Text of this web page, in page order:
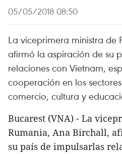
05/05/2018 08:50
La viceprimera ministra de
afirmó la aspiración de su
relaciones con Vietnam,
cooperación en los
comercio, cultura y
Bucarest (VNA) - La
Rumania, Ana Birchall,
su país de impulsarlas